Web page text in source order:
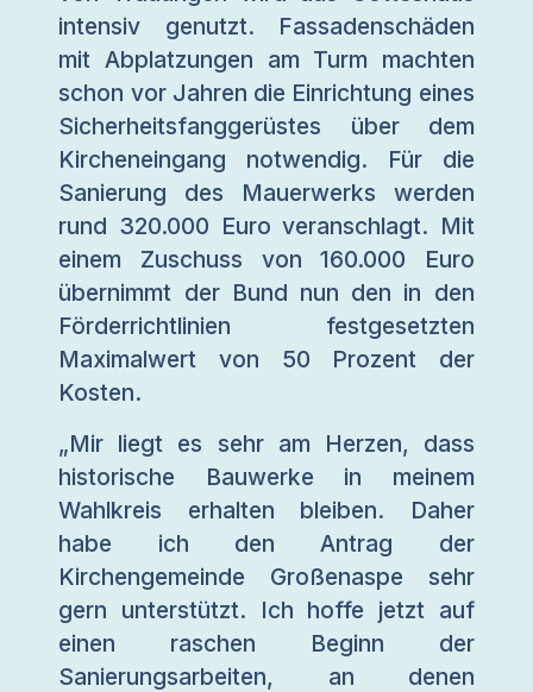
intensiv genutzt. Fassadenschäden
mit Abplatzungen am Turm machten
schon vor Jahren die Einrichtung eines
Sicherheitsfanggerüstes über dem
Kircheneingang notwendig. Für die
Sanierung des Mauerwerks werden
rund 320.000 Euro veranschlagt. Mit
einem Zuschuss von 160.000 Euro
übernimmt der Bund nun den in den
Förderrichtlinien festgesetzten
Maximalwert von 50 Prozent der
Kosten.
„Mir liegt es sehr am Herzen, dass
historische Bauwerke in meinem
Wahlkreis erhalten bleiben. Daher
habe ich den Antrag der
Kirchengemeinde Großenaspe sehr
gern unterstützt. Ich hoffe jetzt auf
einen raschen Beginn der
Sanierungsarbeiten, an denen